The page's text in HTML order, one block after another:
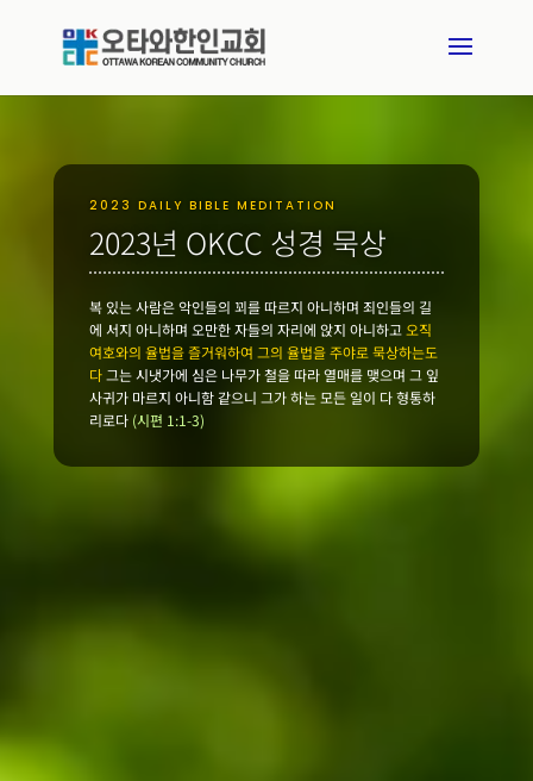
2023 DAILY BIBLE MEDITATION
2023년 OKCC 성경 묵상
복 있는 사람은 악인들의 꾀를 따르지 아니하며 죄인들의 길
에 서지 아니하며 오만한 자들의 자리에 앉지 아니하고오직
여호와의 율법을 즐거워하여 그의 율법을 주야로 묵상하는도
다그는 시냇가에 심은 나무가 철을 따라 열매를 맺으며 그 잎
사귀가 마르지 아니함 같으니 그가 하는 모든 일이 다 형통하
리로다 (시편 1:1-3)